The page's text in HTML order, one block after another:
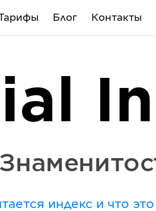
Блог Контакты
индекс и что